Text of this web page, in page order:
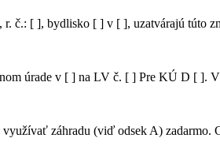
č.: [ ], bydlisko [ ] v [ ], uzatvárajú túto
úrade v [ ] na LV č. [ ] Pre KÚ D [ ].
záhradu (viď odsek A) zadarmo.